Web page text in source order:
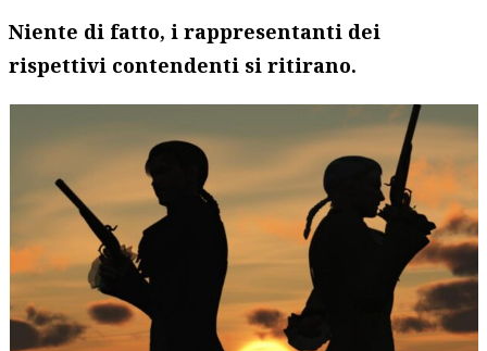
Niente di fatto, i rappresentanti dei
rispettivi contendenti si ritirano.